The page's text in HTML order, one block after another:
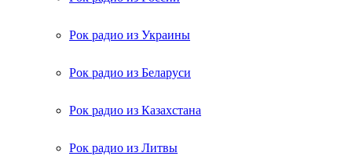
Рок радио из Украины
Рок радио из Беларуси
Рок радио из Казахстана
Рок радио из Литвы